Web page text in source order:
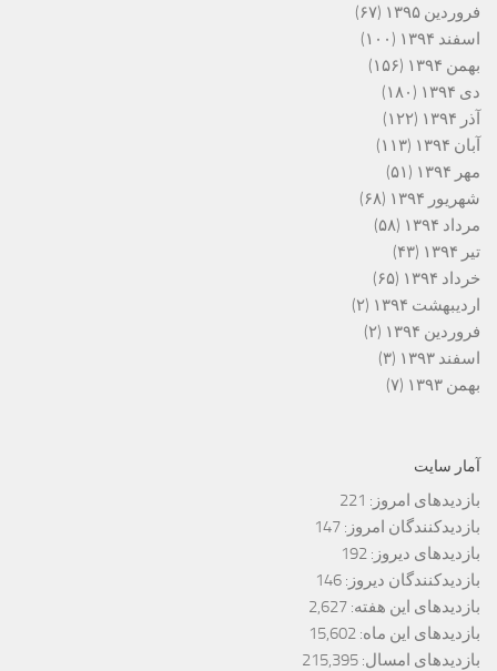
فروردین ۱۳۹۵
(۶۷)
اسفند ۱۳۹۴
(۱۰۰)
بهمن ۱۳۹۴
(۱۵۶)
دی ۱۳۹۴
(۱۸۰)
آذر ۱۳۹۴
(۱۲۲)
آبان ۱۳۹۴
(۱۱۳)
مهر ۱۳۹۴
(۵۱)
شهریور ۱۳۹۴
(۶۸)
مرداد ۱۳۹۴
(۵۸)
تیر ۱۳۹۴
(۴۳)
خرداد ۱۳۹۴
(۶۵)
اردیبهشت ۱۳۹۴
(۲)
فروردین ۱۳۹۴
(۲)
اسفند ۱۳۹۳
(۳)
بهمن ۱۳۹۳
(۷)
آمار سایت
بازدیدهای امروز: 221
بازدیدکنندگان امروز: 147
بازدیدهای دیروز: 192
بازدیدکنندگان دیروز: 146
بازدیدهای این هفته: 2,627
بازدیدهای این ماه: 15,602
بازدیدهای امسال: 215,395